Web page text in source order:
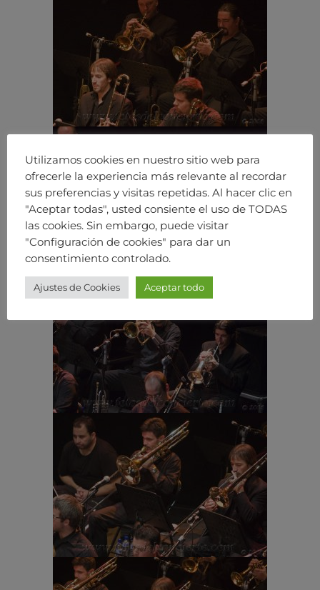
Utilizamos cookies en nuestro sitio web para
ofrecerle la experiencia más relevante al recordar
sus preferencias y visitas repetidas. Al hacer clic en
"Aceptar todas", usted consiente el uso de TODAS
las cookies. Sin embargo, puede visitar
"Configuración de cookies" para dar un
consentimiento controlado.
Ajustes de Cookies Aceptar todo